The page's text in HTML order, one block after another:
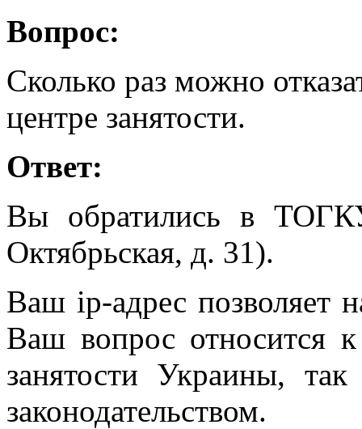
Вопрос:
Сколько раз можно
центре занятости.
Ответ:
Вы обратились в
Октябрьская, д. 31).
Ваш ip-адрес позволяет
Ваш вопрос относится
занятости Украины, так
законодательством.